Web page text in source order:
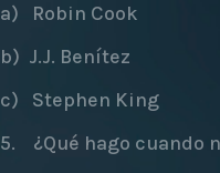
a) Robin Cook
b) J.J. Benítez
c) Stephen King
5. ¿Qué hago cuando